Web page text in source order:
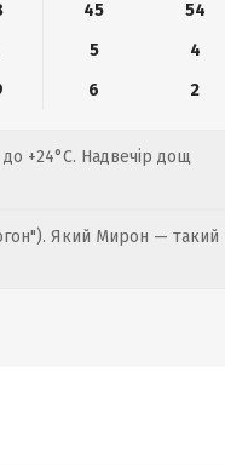
45
54
5
4
6 2
+24°C. Надвечір дощ
Який Мирон — такий